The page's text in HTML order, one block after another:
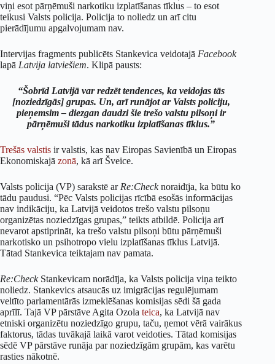
viņi esot pārņēmuši narkotiku izplatīšanas tīklus – to esot
teikusi Valsts policija. Policija to noliedz un arī citu
pierādījumu apgalvojumam nav.
Intervijas fragments publicēts Stankevica veidotajā Facebook
lapā Latvija latviešiem. Klipā pausts:
“Šobrīd Latvijā var redzēt tendences, ka veidojas tās
[noziedzīgās] grupas. Un, arī runājot ar Valsts policiju,
pieņemsim – diezgan daudzi šie trešo valstu pilsoņi ir
pārņēmuši tādus narkotiku izplatīšanas tīklus.”
Trešās valstis ir valstis, kas nav Eiropas Savienībā un Eiropas
Ekonomiskajā zonā, kā arī Šveice.
Valsts policija (VP) sarakstē ar Re:Checknoraidīja, ka būtu ko
tādu paudusi. “Pēc Valsts policijas rīcībā esošās informācijas
nav indikāciju, ka Latvijā veidotos trešo valstu pilsoņu
organizētas noziedzīgas grupas,” teikts atbildē. Policija arī
nevarot apstiprināt, ka trešo valstu pilsoņi būtu pārņēmuši
narkotisko un psihotropo vielu izplatīšanas tīklus Latvijā.
Tātad Stankevica teiktajam nav pamata.
Re:CheckStankevicam norādīja, ka Valsts policija viņa teikto
noliedz. Stankevics atsaucās uz imigrācijas regulējumam
veltīto parlamentārās izmeklēšanas komisijas sēdi šā gada
aprīlī. Tajā VP pārstāve Agita Ozola teica, ka Latvijā nav
etniski organizētu noziedzīgo grupu, taču, ņemot vērā vairākus
faktorus, tādas tuvākajā laikā varot veidoties. Tātad komisijas
sēdē VP pārstāve runāja par noziedzīgām grupām, kas varētu
rasties nākotnē.